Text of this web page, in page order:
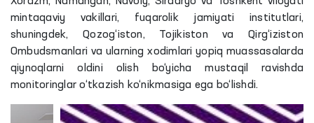
mintaqaviy vakillari, fuqarolik jamiyati institutlari,
shuningdek, Qozog‘iston, Tojikiston va Qirg‘iziston
Ombudsmanlari va ularning xodimlari yopiq muassasalarda
qiynoqlarni oldini olish bo‘yicha mustaqil ravishda
monitoringlar o‘tkazish ko‘nikmasiga ega bo‘lishdi.